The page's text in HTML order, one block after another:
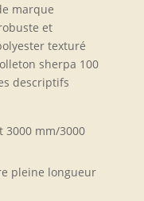
marque
et
texturé
sherpa 100
descriptifs
mm/3000
pleine longueur